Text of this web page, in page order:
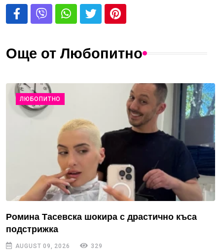
Още от Любопитно
ЛЮБОПИТНО
Ромина Тасевска шокира с драстично къса
подстрижка
AUGUST 09, 2026 329